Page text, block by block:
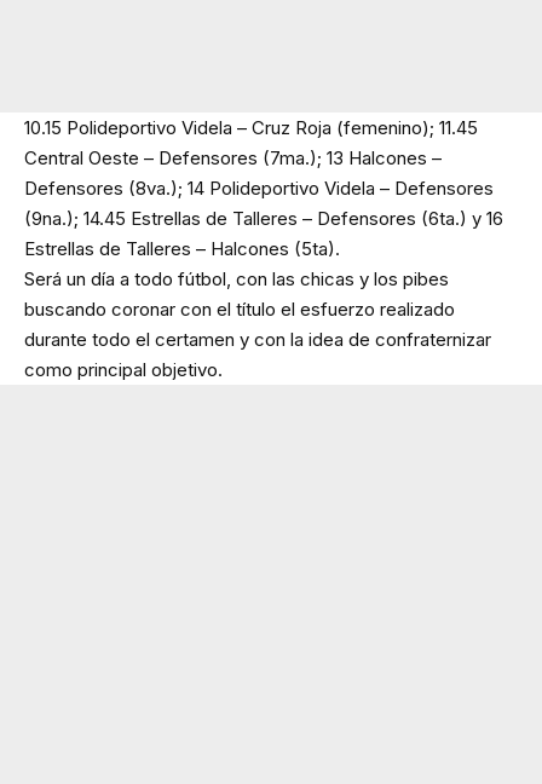
10.15 Polideportivo Videla – Cruz Roja (femenino); 11.45
Central Oeste – Defensores (7ma.); 13 Halcones –
Defensores (8va.); 14 Polideportivo Videla – Defensores
(9na.); 14.45 Estrellas de Talleres – Defensores (6ta.) y 16
Estrellas de Talleres – Halcones (5ta).
Será un día a todo fútbol, con las chicas y los pibes
buscando coronar con el título el esfuerzo realizado
durante todo el certamen y con la idea de confraternizar
como principal objetivo.